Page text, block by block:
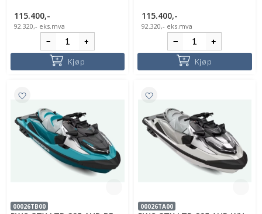
115.400,-
92.320,- eks.mva
Kjøp
115.400,-
92.320,- eks.mva
Kjøp
00026TB00 00026TA00